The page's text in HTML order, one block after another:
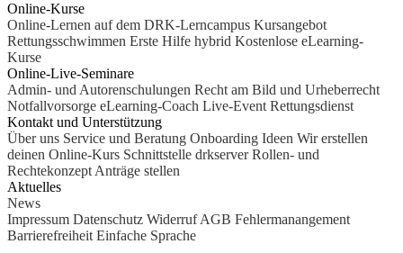
Online-Kurse
Online-Lernen auf dem DRK-Lerncampus Kursangebot
Rettungsschwimmen Erste Hilfe hybrid Kostenlose eLearning-
Kurse
Online-Live-Seminare
Admin- und Autorenschulungen Recht am Bild und Urheberrecht
Notfallvorsorge eLearning-Coach Live-Event Rettungsdienst
Kontakt und Unterstützung
Über uns Service und Beratung Onboarding Ideen Wir erstellen
deinen Online-Kurs Schnittstelle drkserver Rollen- und
Rechtekonzept Anträge stellen
Aktuelles
News
Impressum Datenschutz Widerruf AGB Fehlermanangement
Barrierefreiheit Einfache Sprache